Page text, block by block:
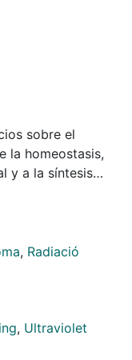
sobre el
la homeostasis,
y a la síntesis
producen
luz solar
que pueden
UVC que
el objetivo de
uso común
, Radiació
, Ultraviolet